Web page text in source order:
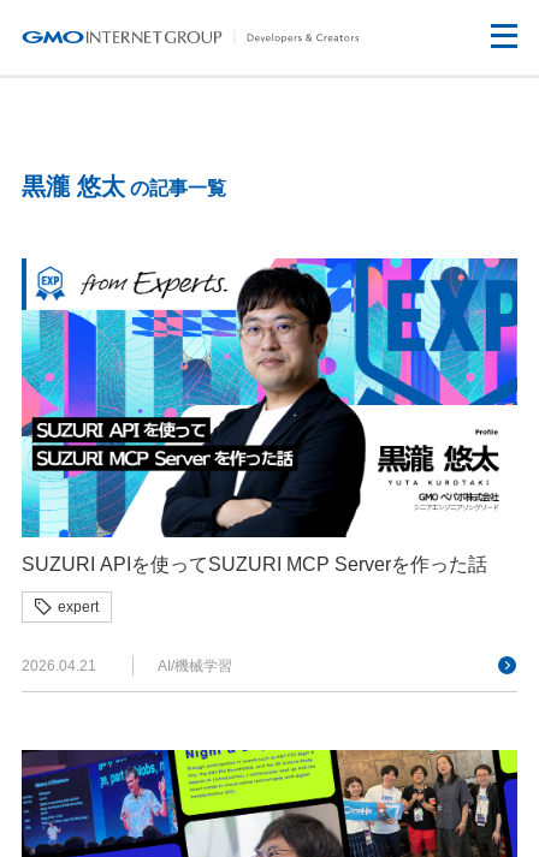
黒瀧 悠太の記事一覧
SUZURI APIを使ってSUZURI MCP Serverを作った話
expert
2026.04.21 AI/機械学習